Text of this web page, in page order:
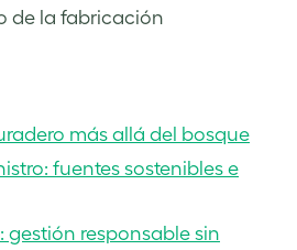
de la fabricación
más allá del bosque
fuentes sostenibles e
gestión responsable sin